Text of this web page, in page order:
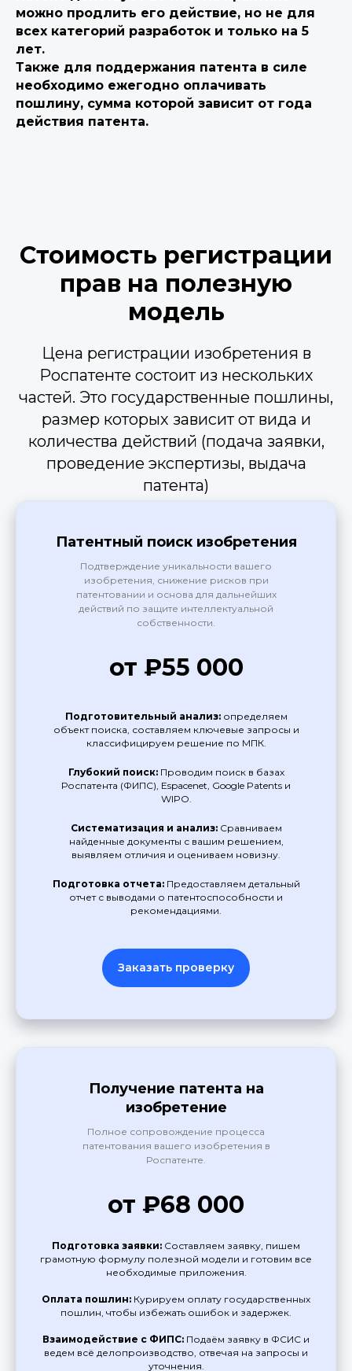
можно продлить его действие, но не для
всех категорий разработок и только на 5
лет.
Также для поддержания патента в силе
необходимо ежегодно оплачивать
пошлину, сумма которой зависит от года
действия патента.
Стоимость регистрации
прав на полезную
модель
Цена регистрации изобретения в
Роспатенте состоит из нескольких
частей. Это государственные пошлины,
размер которых зависит от вида и
количества действий (подача заявки,
проведение экспертизы, выдача
патента)
Патентный поиск изобретения
Подтверждение уникальности вашего
изобретения, снижение рисков при
патентовании и основа для дальнейших
действий по защите интеллектуальной
собственности.
от ₽55 000
Подготовительный анализ:определяем
объект поиска, составляем ключевые запросы и
классифицируем решение по МПК.
Глубокий поиск:Проводим поиск в базах
Роспатента (ФИПС), Espacenet, Google Patents и
WIPO.
Систематизация и анализ:Сравниваем
найденные документы с вашим решением,
выявляем отличия и оцениваем новизну.
Подготовка отчета:Предоставляем детальный
отчет с выводами о патентоспособности и
рекомендациями.
Заказать проверку
Получение патента на
изобретение
Полное сопровождение процесса
патентования вашего изобретения в
Роспатенте.
от ₽68 000
Подготовка заявки: Составляем заявку, пишем
грамотную формулу полезной модели и готовим все
необходимые приложения.
Оплата пошлин: Курируем оплату государственных
пошлин, чтобы избежать ошибок и задержек.
Взаимодействие с ФИПС: Подаём заявку в ФСИС и
ведем всё делопроизводство, отвечая на запросы и
уточнения.